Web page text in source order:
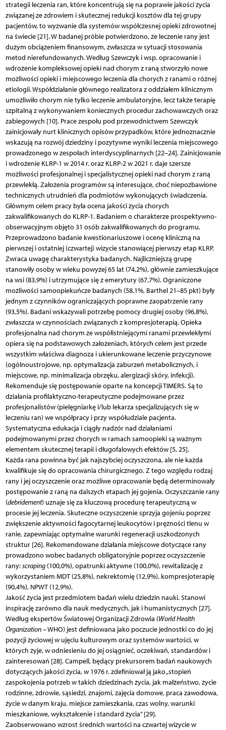
strategii leczenia ran, które koncentrują się na poprawie jakości życia
związanej ze zdrowiem i skutecznej redukcji kosztów dla tej grupy
pacjentów, to wyzwanie dla systemów współczesnej opieki zdrowotnej
na świecie [21]. W badanej próbie potwierdzono, że leczenie rany jest
dużym obciążeniem finansowym, zwłaszcza w sytuacji stosowania
metod nierefundowanych. Według Szewczyk i wsp. opracowanie i
wdrożenie kompleksowej opieki nad chorym z raną stworzyło nowe
możliwości opieki i miejscowego leczenia dla chorych z ranami o różnej
etiologii. Współdziałanie głównego realizatora z oddziałem klinicznym
umożliwiło chorym nie tylko leczenie ambulatoryjne, lecz także terapię
szpitalną z wykonywaniem koniecznych procedur zachowawczych oraz
zabiegowych [10]. Prace zespołu pod przewodnictwem Szewczyk
zainicjowały nurt klinicznych opisów przypadków, które jednoznacznie
wskazują na rozwój dziedziny i pozytywne wyniki leczenia miejscowego
prowadzonego w zespołach interdyscyplinarnych [22–24]. Zainicjowanie
i wdrożenie KLRP-1 w 2014 r. oraz KLRP-2 w 2021 r. daje szersze
możliwości profesjonalnej i specjalistycznej opieki nad chorym z raną
przewlekłą. Założenia programów są interesujące, choć niepozbawione
technicznych utrudnień dla podmiotów wykonujących świadczenia.
Głównym celem pracy była ocena jakości życia chorych
zakwalifikowanych do KLRP-1. Badaniem o charakterze prospektywno-
obserwacyjnym objęto 31 osób zakwalifikowanych do programu.
Przeprowadzono badanie kwestionariuszowe i ocenę kliniczną na
pierwszej i ostatniej (czwartej) wizycie stanowiącej pierwszy etap KLRP.
Zwraca uwagę charakterystyka badanych. Najliczniejszą grupę
stanowiły osoby w wieku powyżej 65 lat (74,2%), głównie zamieszkujące
na wsi (83,9%) i utrzymujące się z emerytury (67,7%). Ograniczone
możliwości samoopiekuńcze badanych (58,1%, Barthel 21–85 pkt) były
jednym z czynników ograniczających poprawne zaopatrzenie rany
(93,5%). Badani wskazywali potrzebę pomocy drugiej osoby (96,8%),
zwłaszcza w czynnościach związanych z kompresjoterapią. Opieka
profesjonalna nad chorym ze współistniejącymi ranami przewlekłymi
opiera się na podstawowych założeniach, których celem jest przede
wszystkim właściwa diagnoza i ukierunkowane leczenie przyczynowe
(ogólnoustrojowe, np. optymalizacja zaburzeń metabolicznych, i
miejscowe, np. minimalizacja obrzęku, alergizacji skóry, infekcji).
Rekomenduje się postępowanie oparte na koncepcji TIMERS. Są to
działania profilaktyczno-terapeutyczne podejmowane przez
profesjonalistów (pielęgniarkę i/lub lekarza specjalizujących się w
leczeniu ran) we współpracy i przy współudziale pacjenta.
Systematyczna edukacja i ciągły nadzór nad działaniami
podejmowanymi przez chorych w ramach samoopieki są ważnym
elementem skutecznej terapii i długofalowych efektów [5, 25].
Każda rana powinna być jak najszybciej oczyszczona, ale nie każda
kwalifikuje się do opracowania chirurgicznego. Z tego względu rodzaj
rany i jej oczyszczenie oraz możliwe opracowanie będą determinowały
postępowanie z raną na dalszych etapach jej gojenia. Oczyszczanie rany
(debridement) uznaje się za kluczową procedurę terapeutyczną w
procesie jej leczenia. Skuteczne oczyszczenie sprzyja gojeniu poprzez
zwiększenie aktywności fagocytarnej leukocytów i prężności tlenu w
ranie, zapewniając optymalne warunki regeneracji uszkodzonych
struktur [26]. Rekomendowane działania miejscowe dotyczące rany
prowadzono wobec badanych obligatoryjnie poprzez oczyszczenie
rany:scraping(100,0%), opatrunki aktywne (100,0%), rewitalizację z
wykorzystaniem MDT (25,8%), nekrektomię (12,9%), kompresjoterapię
(90,4%), NPWT (12,9%).
Jakość życia jest przedmiotem badań wielu dziedzin nauki. Stanowi
inspirację zarówno dla nauk medycznych, jak i humanistycznych [27].
Według ekspertów Światowej Organizacji Zdrowia (World Health
Organization– WHO) jest definiowana jako poczucie jednostki co do jej
pozycji życiowej w ujęciu kulturowym oraz systemów wartości, w
których żyje, w odniesieniu do jej osiągnieć, oczekiwań, standardów i
zainteresowań [28]. Campell, będący prekursorem badań naukowych
dotyczących jakości życia, w 1976 r. zdefiniował ją jako „stopień
zaspokojenia potrzeb w takich dziedzinach życia, jak małżeństwo, życie
rodzinne, zdrowie, sąsiedzi, znajomi, zajęcia domowe, praca zawodowa,
życie w danym kraju, miejsce zamieszkania, czas wolny, warunki
mieszkaniowe, wykształcenie i standard życia” [29].
Zaobserwowano wzrost średnich wartości na czwartej wizycie w